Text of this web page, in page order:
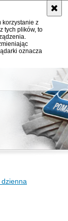
korzystanie z
tych plików, to
oznacza